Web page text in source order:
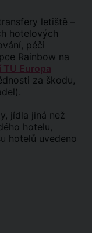
letiště –
hotelových
péči
Rainbow na
Europa
za škodu,
jídla jiná než
hotelu,
hotelů uvedeno